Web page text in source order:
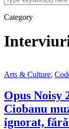
Category
Arts & Culture,
Opus Noisy
Ciobanu
ignorat,